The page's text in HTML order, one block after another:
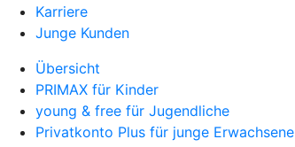
Karriere
Junge Kunden
Übersicht
PRIMAX für Kinder
young & free für Jugendliche
Privatkonto Plus für junge Erwachsene